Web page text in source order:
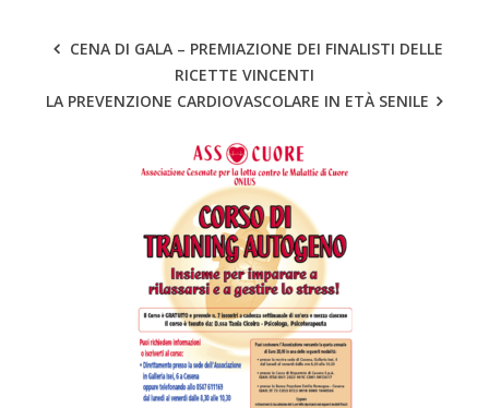
CENA DI GALA – PREMIAZIONE DEI FINALISTI DELLE
RICETTE VINCENTI
LA PREVENZIONE CARDIOVASCOLARE IN ETÀ SENILE